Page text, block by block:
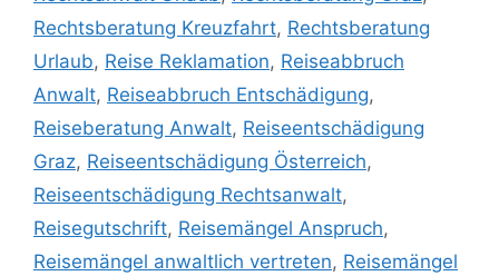
Rechtsberatung Kreuzfahrt, Rechtsberatung
Urlaub, Reise Reklamation, Reiseabbruch
Anwalt, Reiseabbruch Entschädigung,
Reiseberatung Anwalt, Reiseentschädigung
Graz, Reiseentschädigung Österreich,
Reiseentschädigung Rechtsanwalt,
Reisegutschrift, Reisemängel Anspruch,
Reisemängel anwaltlich vertreten, Reisemängel